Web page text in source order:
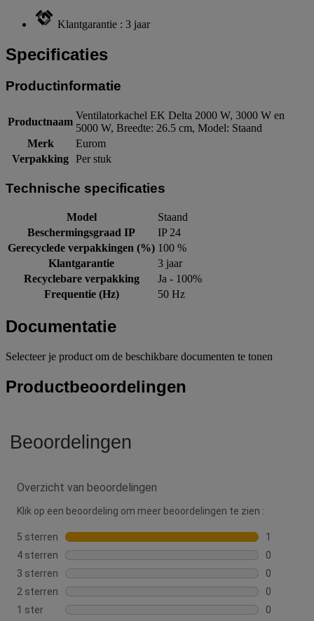
Klantgarantie : 3 jaar
Specificaties
Productinformatie
Productnaam
Ventilatorkachel EK Delta 2000 W, 3000 W en
5000 W, Breedte: 26.5 cm, Model: Staand
Merk
Eurom
Verpakking Per stuk
Technische specificaties
Model
Staand
Beschermingsgraad IP
IP 24
Gerecyclede verpakkingen (%) 100 %
Klantgarantie
3 jaar
Recyclebare verpakking
Ja - 100%
Frequentie (Hz)
50 Hz
Documentatie
Selecteer je product om de beschikbare documenten te tonen
Productbeoordelingen